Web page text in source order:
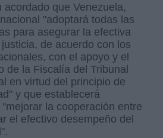
acordado que Venezuela,
"adoptará todas las
para asegurar la efectiva
de acuerdo con los
con el apoyo y el
de la Fiscalía del Tribunal
en virtud del principio de
y que establecerá
la cooperación entre
el efectivo desempeño del